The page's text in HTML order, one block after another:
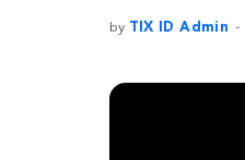
by TIX ID Admin